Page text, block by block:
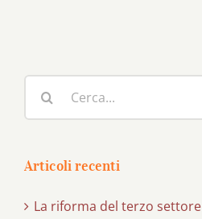
per:
Articoli recenti
La riforma del terzo settore